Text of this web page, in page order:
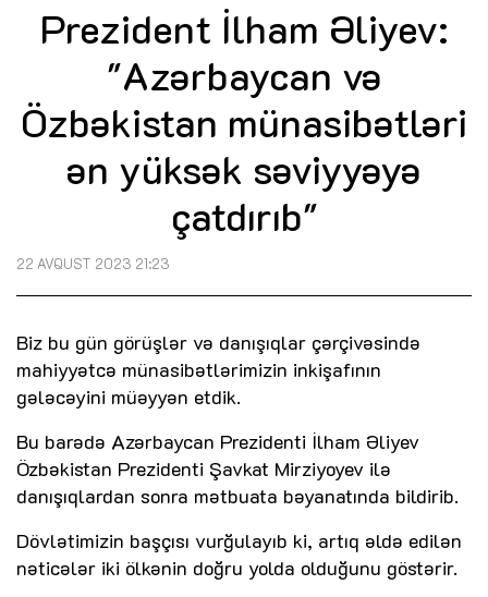
Prezident İlham Əliyev:
"Azərbaycan və
Özbəkistan münasibətləri
ən yüksək səviyyəyə
çatdırıb"
22 AVQUST 2023 21:23
Biz bu gün görüşlər və danışıqlar çərçivəsində
mahiyyətcə münasibətlərimizin inkişafının
gələcəyini müəyyən etdik.
Bu barədə Azərbaycan Prezidenti İlham Əliyev
Özbəkistan Prezidenti Şavkat Mirziyoyev ilə
danışıqlardan sonra mətbuata bəyanatında bildirib.
Dövlətimizin başçısı vurğulayıb ki, artıq əldə edilən
nəticələr iki ölkənin doğru yolda olduğunu göstərir.